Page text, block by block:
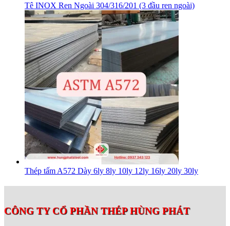
Tê INOX Ren Ngoài 304/316/201 (3 đầu ren ngoài)
Thép tấm A572 Dày 6ly 8ly 10ly 12ly 16ly 20ly 30ly
CÔNG TY CỔ PHẦN THÉP HÙNG PHÁT